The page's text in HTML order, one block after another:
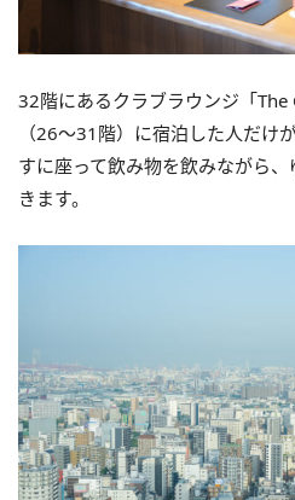
32階にあるクラブラウンジ「
（26～31階）に宿泊した人だけ
すに座って飲み物を飲みながら
きます。